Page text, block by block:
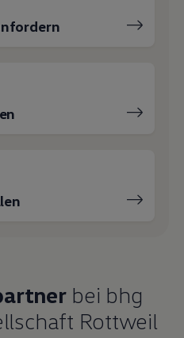
bei bhg
Rottweil